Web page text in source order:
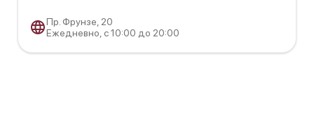
Пр. Фрунзе, 20
Ежедневно, с 10:00 до 20:00